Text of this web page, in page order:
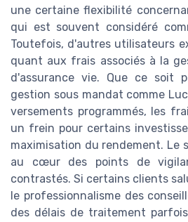
une certaine flexibilité
qui est souvent considéré
Toutefois, d'autres utilisateurs
quant aux frais associés à la
d'assurance vie. Que ce soit
gestion sous mandat comme
versements programmés, les
un frein pour certains
maximisation du rendement. Le
au cœur des points de
contrastés. Si certains clients
le professionnalisme des
des délais de traitement